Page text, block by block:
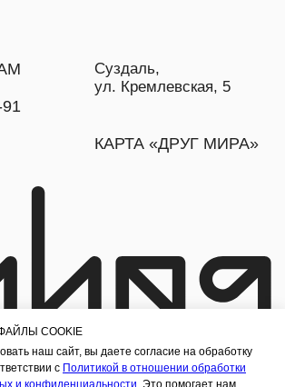
COOKIE
наш сайт, вы даете согласие на обработку
с Политикой в отношении обработки